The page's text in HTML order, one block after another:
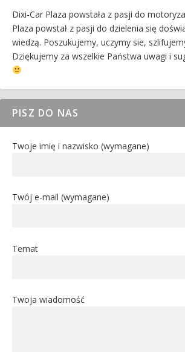
Dixi-Car Plaza powstała z pasji do
Plaza powstał z pasji do dzielenia się
wiedzą. Poszukujemy, uczymy sie,
Dziękujemy za wszelkie Państwa uwagi i
PISZ DO NAS
Twoje imię i nazwisko (wymagane)
Twój e-mail (wymagane)
Temat
Twoja wiadomość